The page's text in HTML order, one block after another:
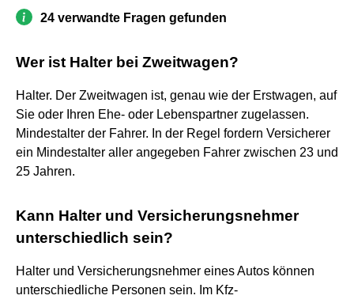
24 verwandte Fragen gefunden
Wer ist Halter bei Zweitwagen?
Halter. Der Zweitwagen ist, genau wie der Erstwagen, auf
Sie oder Ihren Ehe- oder Lebenspartner zugelassen.
Mindestalter der Fahrer. In der Regel fordern Versicherer
ein Mindestalter aller angegeben Fahrer zwischen 23 und
25 Jahren.
Kann Halter und Versicherungsnehmer
unterschiedlich sein?
Halter und Versicherungsnehmer eines Autos können
unterschiedliche Personen sein. Im Kfz-